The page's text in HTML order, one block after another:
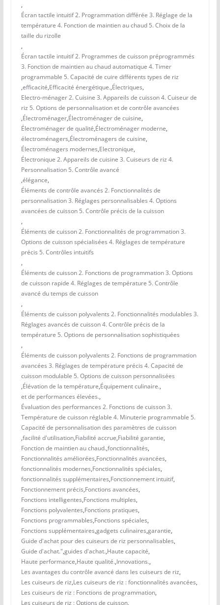
,
Écran tactile intuitif 2. Programmation différée 3. Réglage de la
température 4. Fonction de maintien au chaud 5. Choix de la
taille du rizolle
,
Écran tactile intuitif 2. Programmes de cuisson préprogrammés
3. Fonction de maintien au chaud automatique 4. Timer
programmable 5. Capacité de cuire différents types de riz
,efficacité,Efficacité énergétique.,Électriques,
Electro-ménager 2. Cuisine 3. Appareils de cuisson 4. Cuiseur de
riz 5. Options de personnalisation et de contrôle avancées
,Électroménager,Électroménager de cuisine,
Électroménager de qualité,Électroménager moderne,
électroménagers,Électroménagers de cuisine,
Électroménagers modernes,Electronique,
Électronique 2. Appareils de cuisine 3. Cuiseurs de riz 4.
Personnalisation 5. Contrôle avancé
,élégance,
Éléments de contrôle avancés 2. Fonctionnalités de
personnalisation 3. Réglages personnalisables 4. Options
avancées de cuisson 5. Contrôle précis de la cuisson
,
Éléments de cuisson 2. Fonctionnalités de programmation 3.
Options de cuisson spécialisées 4. Réglages de température
précis 5. Contrôles intuitifs
,
Éléments de cuisson 2. Fonctions de programmation 3. Options
de cuisson rapide 4. Réglages de température 5. Contrôle
avancé du temps de cuisson
,
Éléments de cuisson polyvalents 2. Fonctionnalités modulables 3.
Réglages avancés de cuisson 4. Contrôle précis de la
température 5. Options de personnalisation sophistiquées
,
Éléments de cuisson polyvalents 2. Fonctions de programmation
avancées 3. Réglages de température précis 4. Capacité de
cuisson modulable 5. Options de cuisson personnalisées
,Élévation de la température,Équipement culinaire.,
et de performances élevées.,
Évaluation des performances 2. Fonctions de cuisson 3.
Température de cuisson réglable 4. Minuterie programmable 5.
Capacité de personnalisation des paramètres de cuisson
,facilité d'utilisation,Fiabilité accrue,Fiabilité garantie,
Fonction de maintien au chaud.,fonctionnalités,
Fonctionnalités améliorées,Fonctionnalités avancées,
fonctionnalités modernes,Fonctionnalités spéciales,
fonctionnalités supplémentaires,Fonctionnement intuitif,
Fonctionnement précis,Fonctions avancées,
Fonctions intelligentes,Fonctions multiples,
Fonctions polyvalentes,Fonctions pratiques,
Fonctions programmables,Fonctions spéciales,
Fonctions supplémentaires,gadgets culinaires,garantie,
Guide d'achat pour des cuiseurs de riz personnalisables,
Guide d'achat.",guides d'achat.,Haute capacité,
Haute performance,Haute qualité.,Innovations.,
Les avantages du contrôle avancé dans les cuiseurs de riz,
Les cuiseurs de riz,Les cuiseurs de riz : fonctionnalités avancées,
Les cuiseurs de riz : Fonctions de programmation,
Les cuiseurs de riz : Options de cuisson,